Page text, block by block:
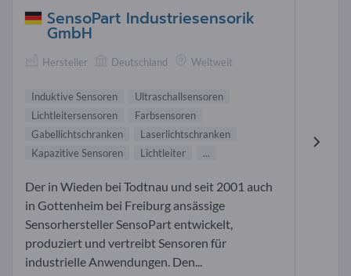
SensoPart Industriesensorik
GmbH
Hersteller Deutschland Weltweit
Induktive Sensoren
Ultraschallsensoren
Lichtleitersensoren
Farbsensoren
Gabellichtschranken
Laserlichtschranken
Kapazitive Sensoren
Lichtleiter ...
Der in Wieden bei Todtnau und seit 2001 auch
in Gottenheim bei Freiburg ansässige
Sensorhersteller SensoPart entwickelt,
produziert und vertreibt Sensoren für
industrielle Anwendungen. Den...